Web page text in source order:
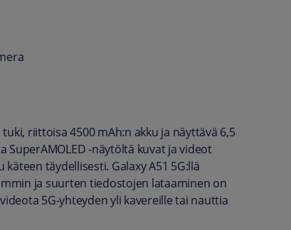
riittoisa 4500 mAh:n akku ja näyttävä 6,5
-näytöltä kuvat ja videot
täydellisesti. Galaxy A51 5G:llä
ja suurten tiedostojen lataaminen on
5G-yhteyden yli kavereille tai nauttia